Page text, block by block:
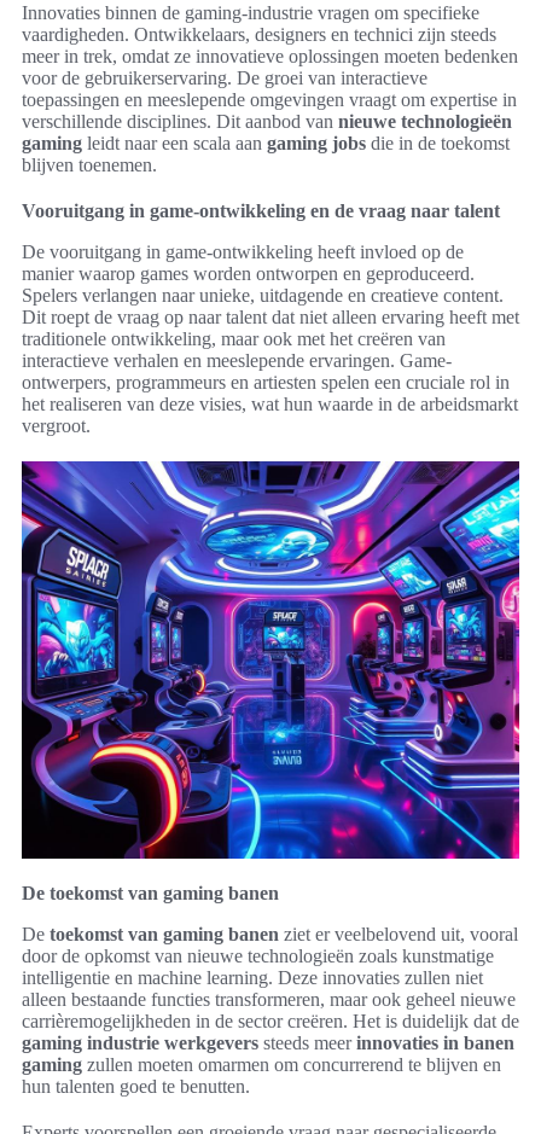
Innovaties binnen de gaming-industrie vragen om specifieke
vaardigheden. Ontwikkelaars, designers en technici zijn steeds
meer in trek, omdat ze innovatieve oplossingen moeten bedenken
voor de gebruikerservaring. De groei van interactieve
toepassingen en meeslepende omgevingen vraagt om expertise in
verschillende disciplines. Dit aanbod van nieuwe technologieën
gaming leidt naar een scala aan gaming jobs die in de toekomst
blijven toenemen.
Vooruitgang in game-ontwikkeling en de vraag naar talent
De vooruitgang in game-ontwikkeling heeft invloed op de
manier waarop games worden ontworpen en geproduceerd.
Spelers verlangen naar unieke, uitdagende en creatieve content.
Dit roept de vraag op naar talent dat niet alleen ervaring heeft met
traditionele ontwikkeling, maar ook met het creëren van
interactieve verhalen en meeslepende ervaringen. Game-
ontwerpers, programmeurs en artiesten spelen een cruciale rol in
het realiseren van deze visies, wat hun waarde in de arbeidsmarkt
vergroot.
De toekomst van gaming banen
De toekomst van gaming banen ziet er veelbelovend uit, vooral
door de opkomst van nieuwe technologieën zoals kunstmatige
intelligentie en machine learning. Deze innovaties zullen niet
alleen bestaande functies transformeren, maar ook geheel nieuwe
carrièremogelijkheden in de sector creëren. Het is duidelijk dat de
gaming industrie werkgevers steeds meerinnovaties in banen
gaming zullen moeten omarmen om concurrerend te blijven en
hun talenten goed te benutten.